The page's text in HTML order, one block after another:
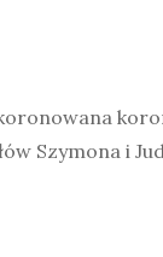
Szymona i